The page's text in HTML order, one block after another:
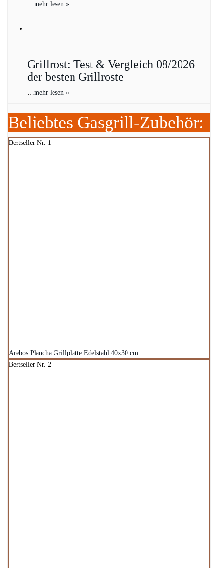
…mehr lesen »
Grillrost: Test & Vergleich 08/2026
der besten Grillroste
…mehr lesen »
Beliebtes Gasgrill-Zubehör:
Bestseller Nr. 1
Arebos Plancha Grillplatte Edelstahl 40x30 cm |...
Bestseller Nr. 2